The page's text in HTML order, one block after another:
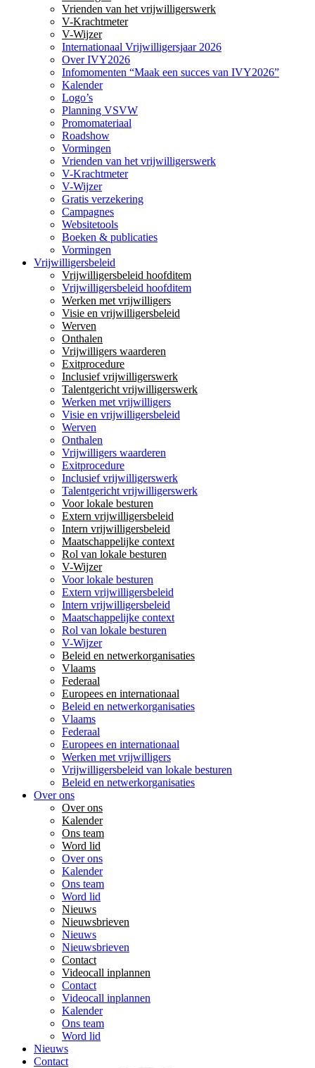
Vrienden van het vrijwilligerswerk
V-Krachtmeter
V-Wijzer
Internationaal Vrijwilligersjaar 2026
Over IVY2026
Infomomenten “Maak een succes van IVY2026”
Kalender
Logo’s
Planning VSVW
Promomateriaal
Roadshow
Vormingen
Vrienden van het vrijwilligerswerk
V-Krachtmeter
V-Wijzer
Gratis verzekering
Campagnes
Websitetools
Boeken & publicaties
Vormingen
Vrijwilligersbeleid
Vrijwilligersbeleid hoofditem
Vrijwilligersbeleid hoofditem
Werken met vrijwilligers
Visie en vrijwilligersbeleid
Werven
Onthalen
Vrijwilligers waarderen
Exitprocedure
Inclusief vrijwilligerswerk
Talentgericht vrijwilligerswerk
Werken met vrijwilligers
Visie en vrijwilligersbeleid
Werven
Onthalen
Vrijwilligers waarderen
Exitprocedure
Inclusief vrijwilligerswerk
Talentgericht vrijwilligerswerk
Voor lokale besturen
Extern vrijwilligersbeleid
Intern vrijwilligersbeleid
Maatschappelijke context
Rol van lokale besturen
V-Wijzer
Voor lokale besturen
Extern vrijwilligersbeleid
Intern vrijwilligersbeleid
Maatschappelijke context
Rol van lokale besturen
V-Wijzer
Beleid en netwerkorganisaties
Vlaams
Federaal
Europees en internationaal
Beleid en netwerkorganisaties
Vlaams
Federaal
Europees en internationaal
Werken met vrijwilligers
Vrijwilligersbeleid van lokale besturen
Beleid en netwerkorganisaties
Over ons
Over ons
Kalender
Ons team
Word lid
Over ons
Kalender
Ons team
Word lid
Nieuws
Nieuwsbrieven
Nieuws
Nieuwsbrieven
Contact
Videocall inplannen
Contact
Videocall inplannen
Kalender
Ons team
Word lid
Nieuws
Contact